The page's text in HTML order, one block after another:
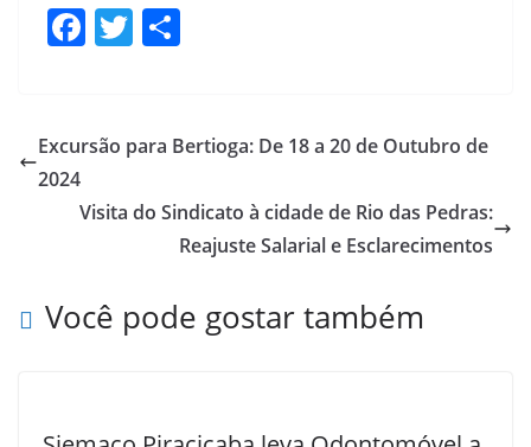
F
b
o
T
er e
Excursão para Bertioga: De 18 a 20 de Outubro de
2024
Visita do Sindicato à cidade de Rio das Pedras:
Reajuste Salarial e Esclarecimentos
Você pode gostar também